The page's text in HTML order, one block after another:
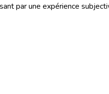
par une expérience